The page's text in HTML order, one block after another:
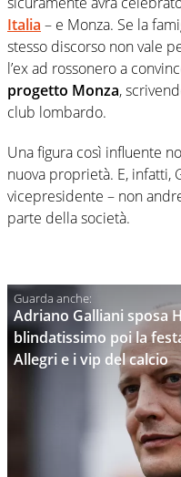
Italia – e Monza. Se la
stesso discorso non vale
l’ex ad rossonero a
progetto Monza,
club lombardo.
Una figura così influente
nuova proprietà. E, infatti,
vicepresidente – non
parte della società.
Adriano Galliani sposa
blindatissimo poi la
Allegri e i vip del calcio